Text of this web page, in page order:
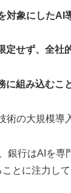
対象にしたAI
定せず、全社
に組み込むこ
術の大規模導
銀行はAIを専
とに注力して